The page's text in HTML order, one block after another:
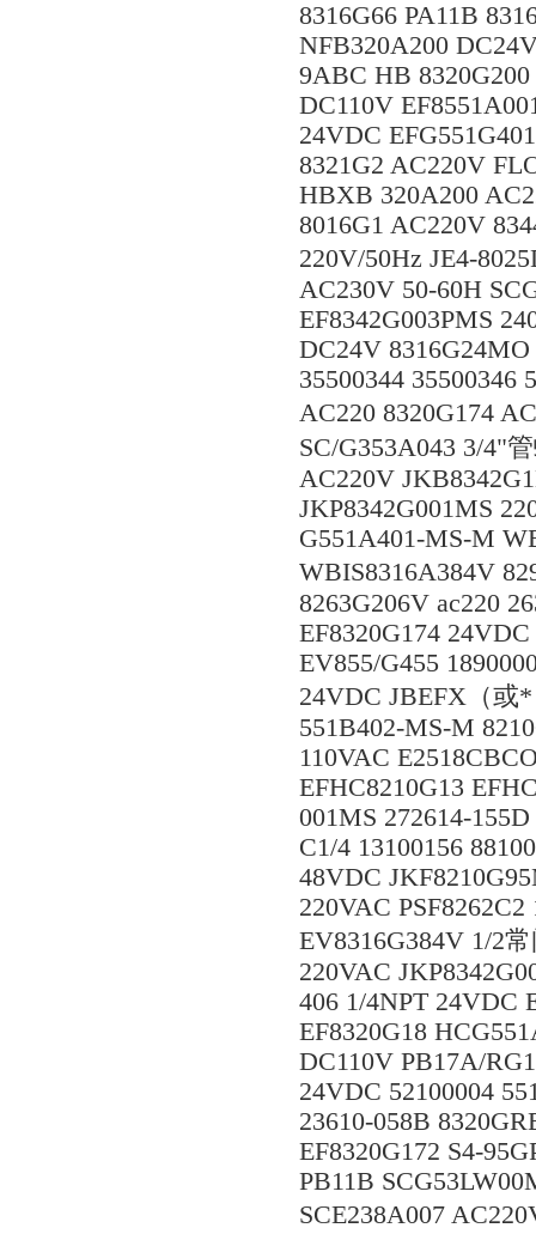
8316G66 PA11B
NFB320A200
9ABC HB
DC110V
24VDC
8321G2 AC220V
HBXB 320A200
8016G1 AC220V
220V/50Hz JE4-
AC230V 50-60H
EF8342G003PMS
DC24V
35500344 35500346
AC220 8320G174
SC/G353A043 3/4"
AC220V
JKP8342G001MS
G551A401-MS-M
WBIS8316A384V
8263G206V ac220
EF8320G174
EV855/G455
24VDC JBEFX（或
551B402-MS-M
110VAC
EFHC8210G13
001MS 272614-
C1/4 13100156
48VDC
220VAC
EV8316G384V 1/2
220VAC
406 1/4NPT 24VDC
EF8320G18
DC110V PB17A/
24VDC 52100004
23610-058B
EF8320G172 S4-
PB11B
SCE238A007